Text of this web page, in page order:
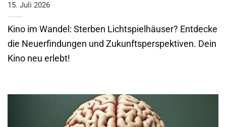
15. Juli 2026
Kino im Wandel: Sterben Lichtspielhäuser? Entdecke
die Neuerfindungen und Zukunftsperspektiven. Dein
Kino neu erlebt!